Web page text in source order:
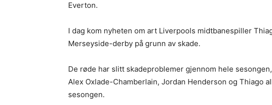
Everton.
I dag kom nyheten om art Liverpools midtbanespiller
Merseyside-derby på grunn av skade.
De røde har slitt skadeproblemer gjennom hele
Alex Oxlade-Chamberlain, Jordan Henderson og Thiago
sesongen.